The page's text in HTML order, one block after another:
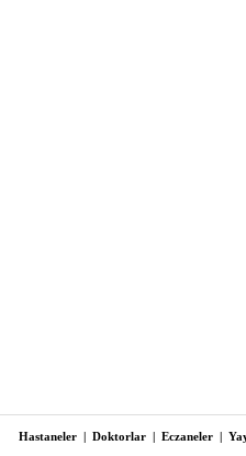
Hastaneler | Doktorlar | Eczaneler |